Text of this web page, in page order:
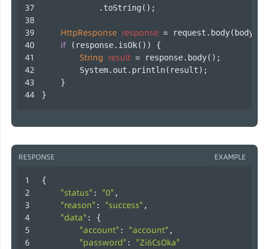
            .toString();
HttpResponse response =
if (response.isOk()) {
String result = response.body();
        System.out.println(result);
    }
}
RESPONSE EXAMPLE
{
"status" : "0" ,
"reason" : "success" ,
"data" : {
"account" : "account" ,
"password" : "Zi6CsOka"